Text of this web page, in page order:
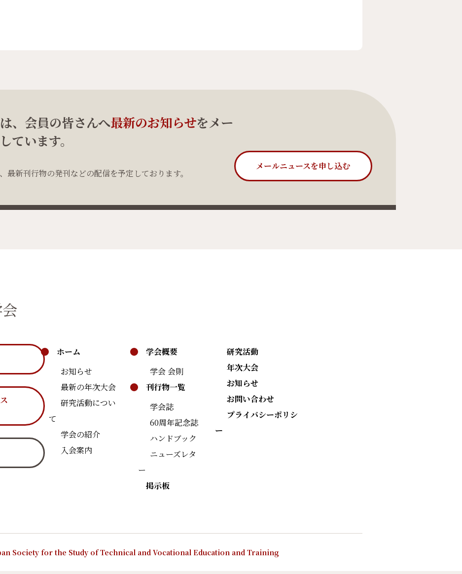
、会員の皆さんへ最新のお知らせをメー
ています。
最新刊行物の発刊などの配信を予定しております。
メールニュースを申し込む
ホーム
お知らせ
最新の年次大会
研究活動につい
て
学会の紹介
入会案内
学会概要
学会 会則
刊行物一覧
学会誌
60周年記念誌
ハンドブック
ニューズレタ
ー
掲示板
研究活動
年次大会
お知らせ
お問い合わせ
プライバシーポリシ
ー
Society for the Study of Technical and Vocational Education and Training